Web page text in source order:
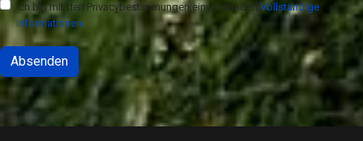
Ich bin mit den Privacybestimmungen einverstanden.Vollständige
Informationen.
Absenden